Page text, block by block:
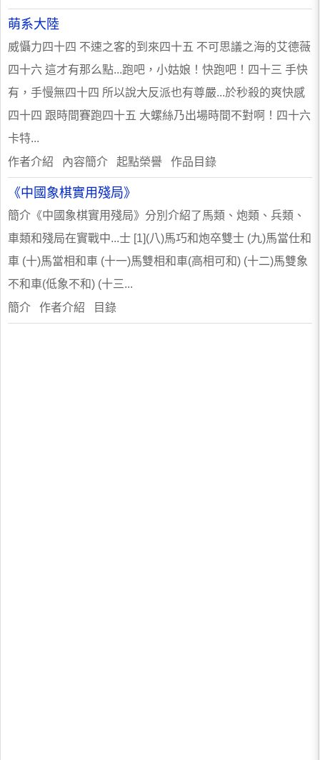
萌系大陸
威懾力四十四 不速之客的到來四十五 不可思議之海的艾德薇
四十六 這才有那么點...跑吧，小姑娘！快跑吧！四十三 手快
有，手慢無四十四 所以說大反派也有尊嚴...於秒殺的爽快感
四十四 跟時間賽跑四十五 大螺絲乃出場時間不對啊！四十六
卡特...
作者介紹 內容簡介 起點榮譽 作品目錄
《中國象棋實用殘局》
簡介《中國象棋實用殘局》分別介紹了馬類、炮類、兵類、
車類和殘局在實戰中...士 [1](八)馬巧和炮卒雙士 (九)馬當仕和
車 (十)馬當相和車 (十一)馬雙相和車(高相可和) (十二)馬雙象
不和車(低象不和) (十三...
簡介 作者介紹 目錄